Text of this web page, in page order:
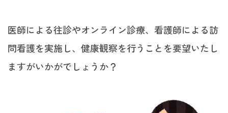
医師による往診やオンライン診療、看護師による訪
問看護を実施し、健康観察を行うことを要望いたし
ますがいかがでしょうか？